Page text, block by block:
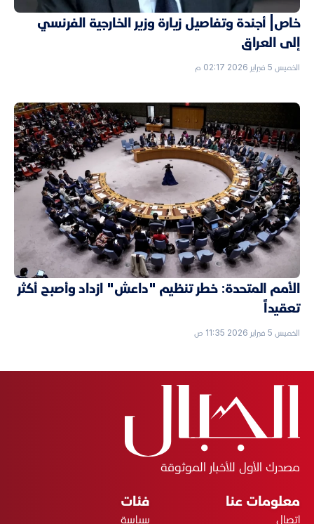
خاص| أجندة وتفاصيل زيارة وزير الخارجية الفرنسي
إلى العراق
الخميس 5 فبراير 2026 02:17 م
الأمم المتحدة: خطر تنظيم "داعش" ازداد وأصبح أكثر
تعقيداً
الخميس 5 فبراير 2026 11:35 ص
مصدرك الأول للأخبار الموثوقة
معلومات عنا
اتصال
فئات
سياسة